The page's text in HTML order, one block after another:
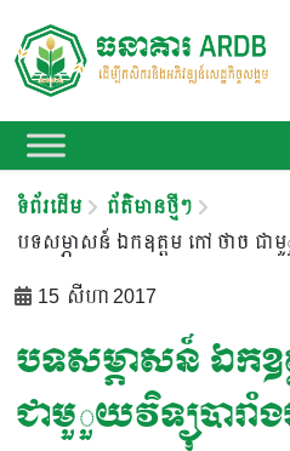
ទំព័រដើម
ព័ត៌មានថ្មីៗ
បទសម្ភាសន៍ ឯកឧត្តម កៅ ថាច ជាមួួ
15 សីហា 2017
បទសម្ភាសន៍ ឯកឧ
ជាមួួយវិទ្យុបារាំង